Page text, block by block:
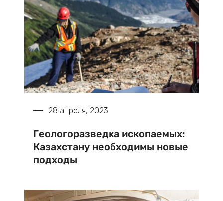
28 апреля, 2023
Геологоразведка ископаемых:
Казахстану необходимы новые
подходы